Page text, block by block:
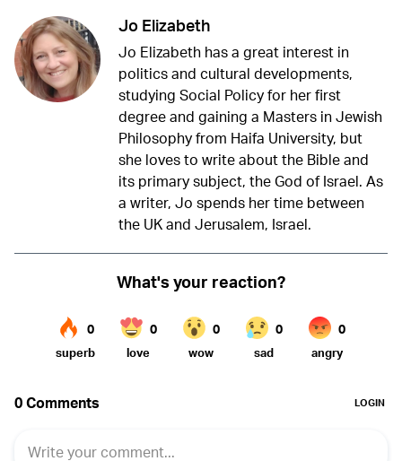
Jo Elizabeth
Jo Elizabeth has a great interest in
politics and cultural developments,
studying Social Policy for her first
degree and gaining a Masters in Jewish
Philosophy from Haifa University, but
she loves to write about the Bible and
its primary subject, the God of Israel. As
a writer, Jo spends her time between
the UK and Jerusalem, Israel.